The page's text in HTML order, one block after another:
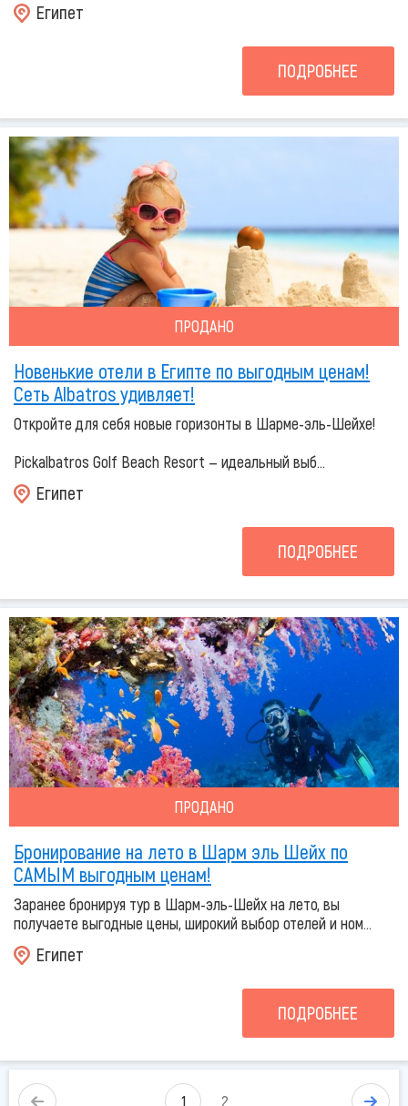
Египет
ПОДРОБНЕЕ
ПРОДАНО
Новенькие отели в Египте по выгодным ценам!
Сеть Albatros удивляет!
Откройте для себя новые горизонты в Шарме-эль-Шейхе!
Pickalbatros Golf Beach Resort — идеальный выб...
Египет
ПОДРОБНЕЕ
ПРОДАНО
Бронирование на лето в Шарм эль Шейх по
САМЫМ выгодным ценам!
Заранее бронируя тур в Шарм-эль-Шейх на лето, вы
получаете выгодные цены, широкий выбор отелей и ном...
Египет
ПОДРОБНЕЕ
1 2